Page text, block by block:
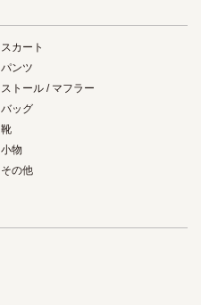
スカート
パンツ
ストール / マフラー
バッグ
靴
小物
その他